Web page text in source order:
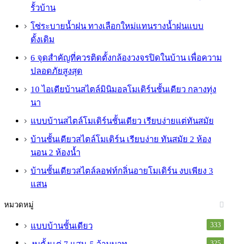
รั้วบ้าน
โซ่ระบายน้ำฝน ทางเลือกใหม่แทนรางน้ำฝนแบบ
ดั้งเดิม
6 จุดสำคัญที่ควรติดตั้งกล้องวงจรปิดในบ้าน เพื่อความ
ปลอดภัยสูงสุด
10 ไอเดียบ้านสไตล์มินิมอลโมเดิร์นชั้นเดียว กลางทุ่ง
นา
แบบบ้านสไตล์โมเดิร์นชั้นเดียว เรียบง่ายแต่ทันสมัย
บ้านชั้นเดียวสไตล์โมเดิร์น เรียบง่าย ทันสมัย 2 ห้อง
นอน 2 ห้องน้ำ
บ้านชั้นเดียวสไตล์ลอฟท์กลิ่นอายโมเดิร์น งบเพียง 3
แสน
หมวดหมู่
แบบบ้านชั้นเดียว 333